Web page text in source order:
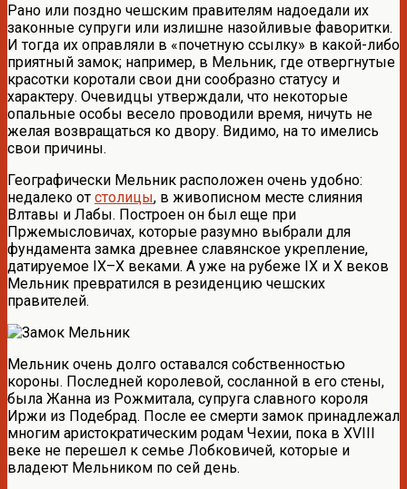
Рано или поздно чешским правителям надоедали их
законные супруги или излишне назойливые фаворитки.
И тогда их оправляли в «почетную ссылку» в какой-либо
приятный замок; например, в Мельник, где отвергнутые
красотки коротали свои дни сообразно статусу и
характеру. Очевидцы утверждали, что некоторые
опальные особы весело проводили время, ничуть не
желая возвращаться ко двору. Видимо, на то имелись
свои причины.
Географически Мельник расположен очень удобно:
недалеко от столицы, в живописном месте слияния
Влтавы и Лабы. Построен он был еще при
Пржемысловичах, которые разумно выбрали для
фундамента замка древнее славянское укрепление,
датируемое IX–X веками. А уже на рубеже IX и X веков
Мельник превратился в резиденцию чешских
правителей.
Мельник очень долго оставался собственностью
короны. Последней королевой, сосланной в его стены,
была Жанна из Рожмитала, супруга славного короля
Иржи из Подебрад. После ее смерти замок принадлежал
многим аристократическим родам Чехии, пока в XVIII
веке не перешел к семье Лобковичей, которые и
владеют Мельником по сей день.